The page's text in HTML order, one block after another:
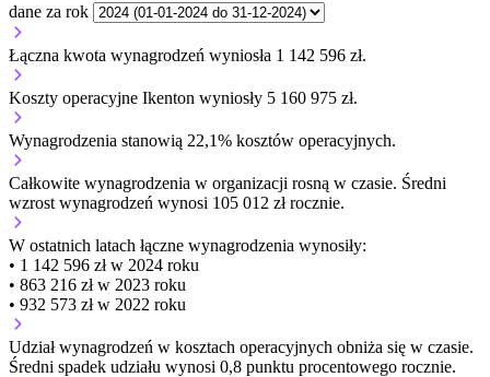
dane za rok
Łączna kwota wynagrodzeń wyniosła 1 142 596 zł.
Koszty operacyjne Ikenton wyniosły 5 160 975 zł.
Wynagrodzenia stanowią 22,1% kosztów operacyjnych.
Całkowite wynagrodzenia w organizacji rosną w czasie. Średni
wzrost wynagrodzeń wynosi 105 012 zł rocznie.
W ostatnich latach łączne wynagrodzenia wynosiły:
• 1 142 596 zł w 2024 roku
• 863 216 zł w 2023 roku
• 932 573 zł w 2022 roku
Udział wynagrodzeń w kosztach operacyjnych obniża się w czasie.
Średni spadek udziału wynosi 0,8 punktu procentowego rocznie.